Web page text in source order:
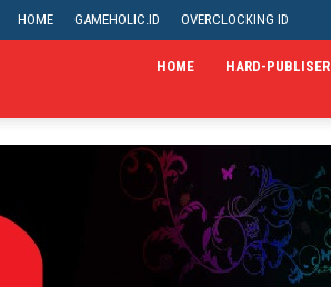
HOME GAMEHOLIC.ID OVERCLOCKING ID
HOME HARD-PUBLISER